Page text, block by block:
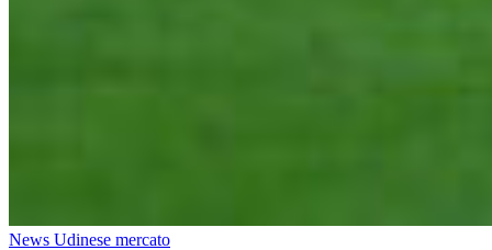
News Udinese mercato